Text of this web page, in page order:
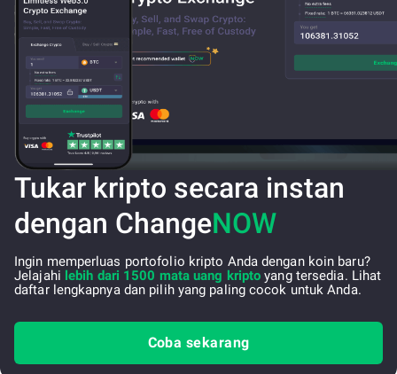
Tukar kripto secara instan
dengan ChangeNOW
Ingin memperluas portofolio kripto Anda dengan koin baru?
Jelajahi lebih dari 1500 mata uang kripto yang tersedia. Lihat
daftar lengkapnya dan pilih yang paling cocok untuk Anda.
Coba sekarang